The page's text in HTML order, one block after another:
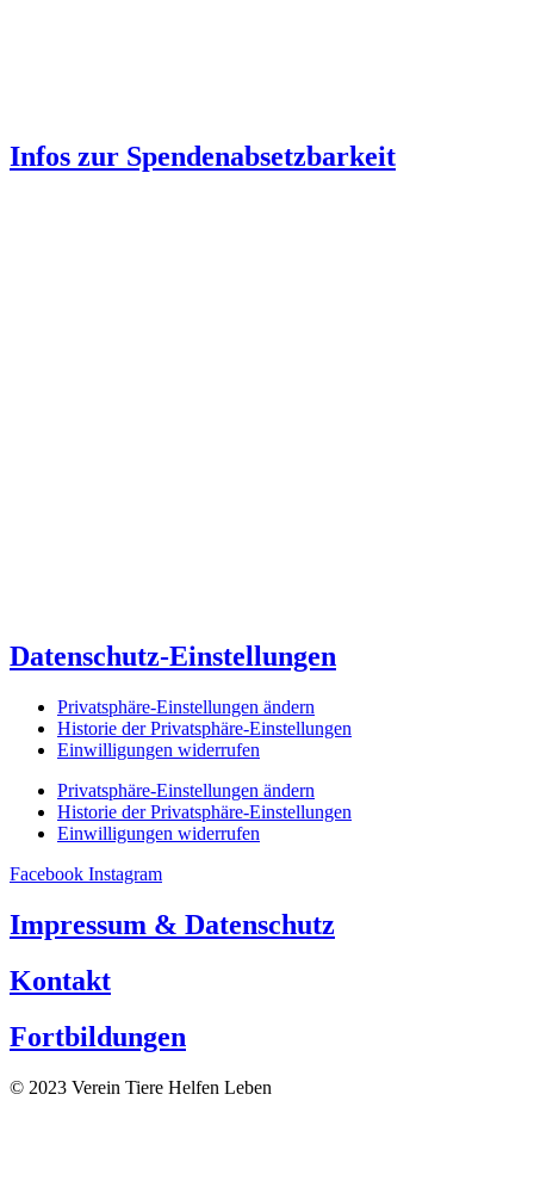
Infos zur Spenden­absetzbarkeit
Datenschutz-Einstellungen
Privatsphäre-Einstellungen ändern
Historie der Privatsphäre-Einstellungen
Einwilligungen widerrufen
Privatsphäre-Einstellungen ändern
Historie der Privatsphäre-Einstellungen
Einwilligungen widerrufen
Facebook Instagram
Impressum & Datenschutz
Kontakt
Fortbildungen
© 2023 Verein Tiere Helfen Leben